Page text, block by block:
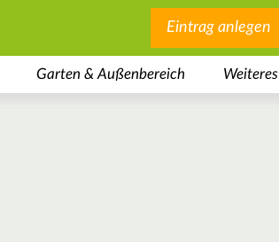
Eintrag anlegen
Garten & Außenbereich Weiteres